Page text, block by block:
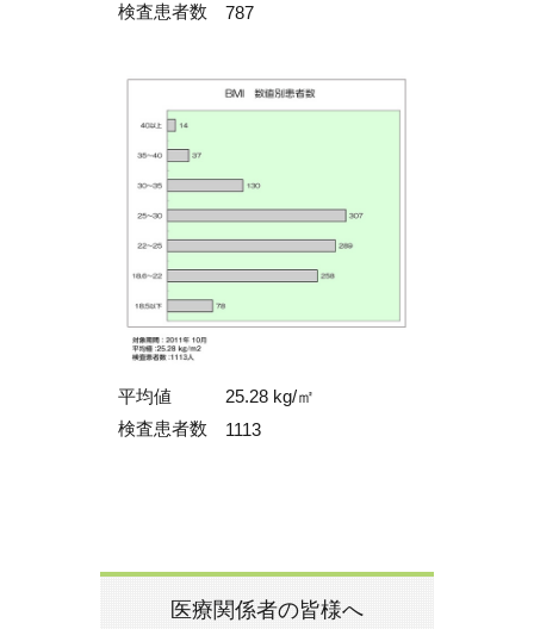
検査患者数
787
平均値
25.28 kg/㎡
検査患者数
1113
医療関係者の皆様へ